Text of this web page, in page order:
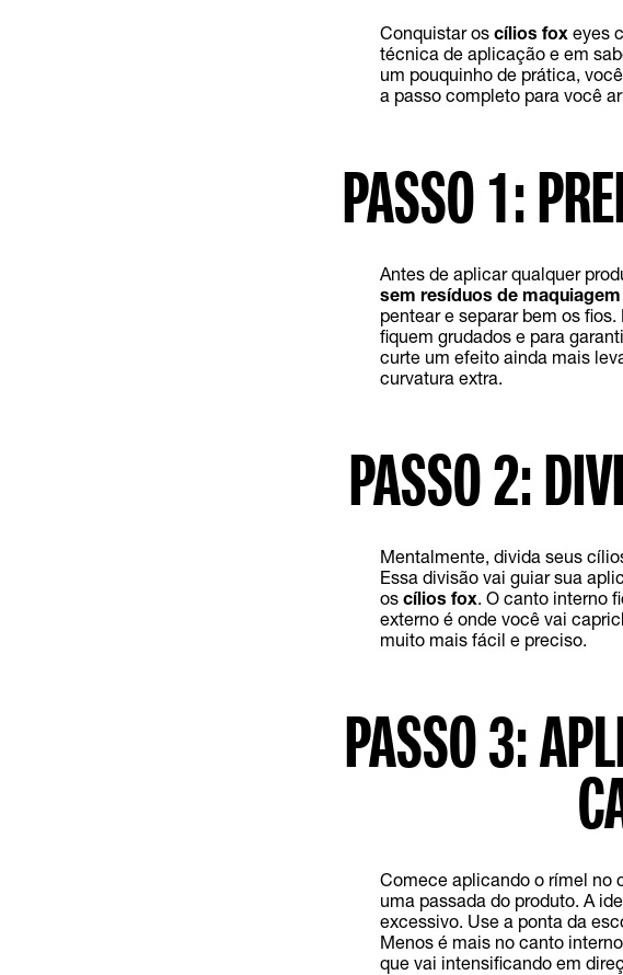
Conquistar os cílios fox eyes
técnica de aplicação e em
um pouquinho de prática,
a passo completo para você
PASSO 1:
Antes de aplicar qualquer
sem resíduos de maquiagem
pentear e separar bem os
fiquem grudados e para
curte um efeito ainda mais
curvatura extra.
PASSO 2:
Mentalmente, divida seus
Essa divisão vai guiar sua
os cílios fox. O canto interno
externo é onde você vai
muito mais fácil e preciso.
PASSO 3:
Comece aplicando o rímel no
uma passada do produto. A
excessivo. Use a ponta da
Menos é mais no canto
que vai intensificando em